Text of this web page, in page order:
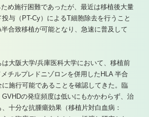
ため施行困難であったが、最近は移植後大量
与（PT-Cy）によるT細胞除去を行うこと
合致移植が可能となり、急速に普及して
は大阪大学/兵庫医科大学において、移植前
チルプレドニゾロンを併用したHLA 半合
施行可能であることを確認してきた。臨
の発症頻度は低いにもかかわらず、治
十分な抗腫瘍効果（移植片対白血病：